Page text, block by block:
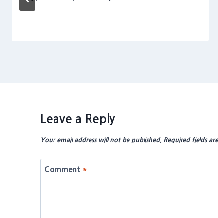
Leave a Reply
Your email address will not be published. Required fields
Comment *